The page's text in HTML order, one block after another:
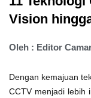
Vision
Oleh : Editor
Dengan kemajuan
CCTV menjadi lebih